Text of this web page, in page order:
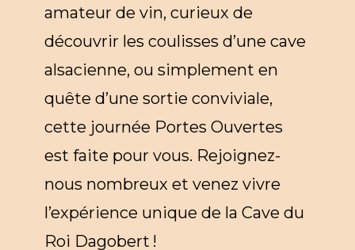
amateur de vin, curieux de
découvrir les coulisses d’une cave
alsacienne, ou simplement en
quête d’une sortie conviviale,
cette journée Portes Ouvertes
est faite pour vous. Rejoignez-
nous nombreux et venez vivre
l’expérience unique de la Cave du
Roi Dagobert !